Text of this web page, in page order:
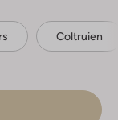
Coltruien